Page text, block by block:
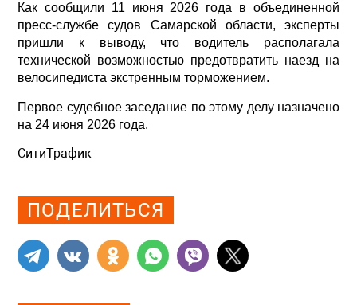
Как сообщили 11 июня 2026 года в объединенной
пресс-службе судов Самарской области, эксперты
пришли к выводу, что водитель располагала
технической возможностью предотвратить наезд на
велосипедиста экстренным торможением.
Первое судебное заседание по этому делу назначено
на 24 июня 2026 года.
СитиТрафик
ПОДЕЛИТЬСЯ